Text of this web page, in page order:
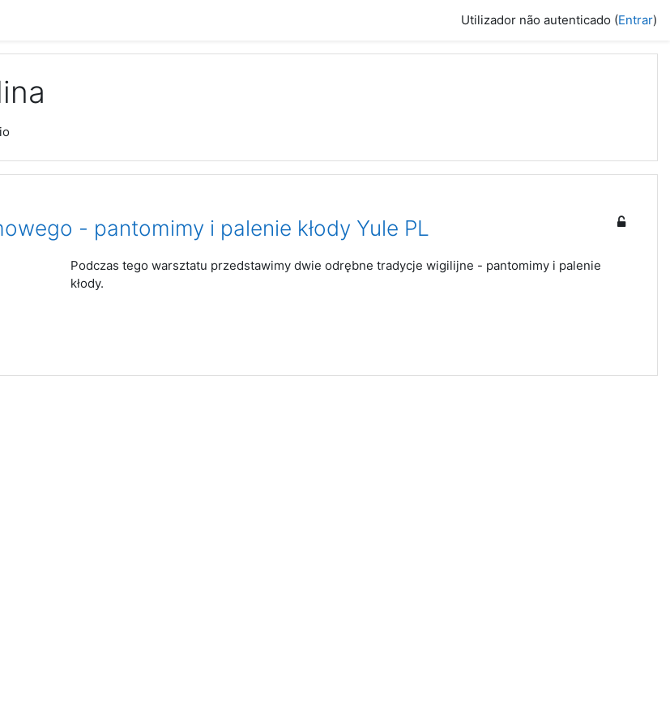
Utilizador não autenticado (Entrar)
- pantomimy i palenie kłody Yule PL
Podczas tego warsztatu przedstawimy dwie odrębne tradycje wigilijne - pantomimy i palenie
kłody.